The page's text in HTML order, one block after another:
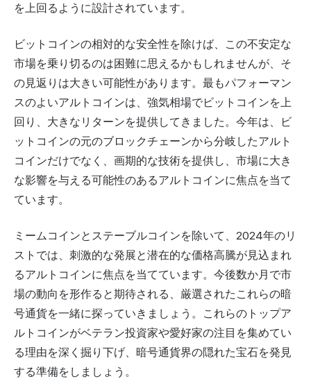
を上回るように設計されています。
ビットコインの相対的な安全性を除けば、この不安定な
市場を乗り切るのは困難に思えるかもしれませんが、そ
の見返りは大きい可能性があります。最もパフォーマン
スのよいアルトコインは、 強気相場でビットコインを上
回り、大きなリターンを提供してきました。今年は、ビ
ットコインの元のブロックチェーンから分岐したアルト
コインだけでなく、画期的な技術を提供し、市場に大き
な影響を与える可能性のあるアルトコインに焦点を当て
ています。
ミームコインと ステーブルコインを除いて、2024年のリ
ストでは、刺激的な発展と潜在的な価格高騰が見込まれ
るアルトコインに焦点を当てています。今後数か月で市
場の動向を形作ると期待される、厳選されたこれらの暗
号通貨を一緒に探っていきましょう。これらのトップア
ルトコインがベテラン投資家や愛好家の注目を集めてい
る理由を深く掘り下げ、暗号通貨界の隠れた宝石を発見
する準備をしましょう。